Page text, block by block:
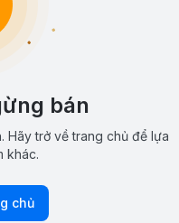
bán
Hãy trở về trang chủ để lựa
khác.
chủ